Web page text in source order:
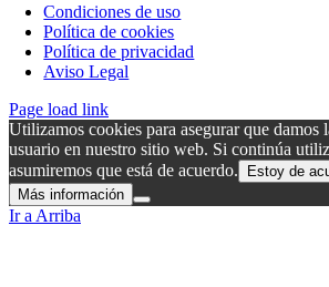
Condiciones de uso
Política de cookies
Política de privacidad
Aviso Legal
Page load link
Utilizamos cookies para asegurar que damos
usuario en nuestro sitio web. Si continúa
asumiremos que está de acuerdo.
Estoy de
Más información
Ir a Arriba